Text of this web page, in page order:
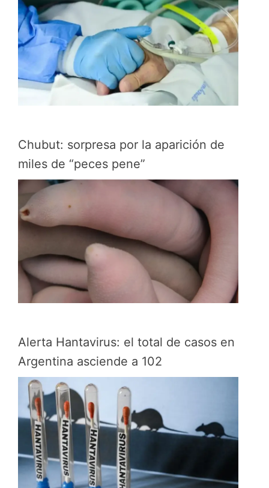
Chubut: sorpresa por la aparición de
miles de “peces pene”
Alerta Hantavirus: el total de casos en
Argentina asciende a 102